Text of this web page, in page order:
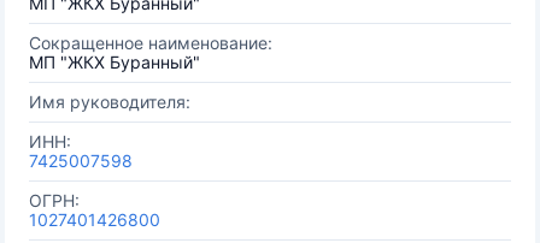
Сокращенное наименование:
МП "ЖКХ Буранный"
Имя руководителя:
ИНН:
7425007598
ОГРН:
1027401426800